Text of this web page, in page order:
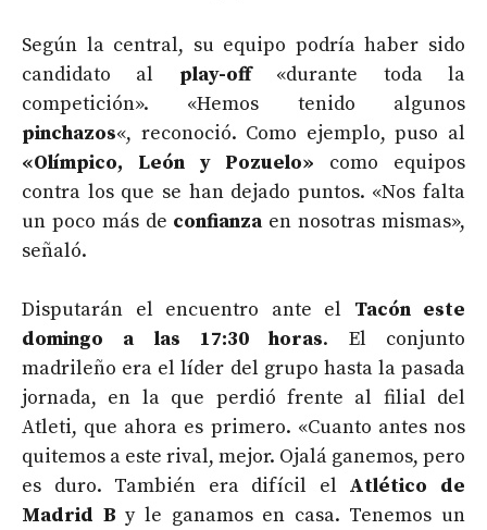
Según la central, su equipo podría haber sido
candidato al play-off«durante toda la
competición». «Hemos tenido algunos
pinchazos«, reconoció. Como ejemplo, puso al
«Olímpico, León y Pozuelo» como equipos
contra los que se han dejado puntos. «Nos falta
un poco más de confianza en nosotras mismas»,
señaló.
Disputarán el encuentro ante el Tacón este
domingo a las 17:30 horas. El conjunto
madrileño era el líder del grupo hasta la pasada
jornada, en la que perdió frente al filial del
Atleti, que ahora es primero. «Cuanto antes nos
quitemos a este rival, mejor. Ojalá ganemos, pero
es duro. También era difícil el Atlético de
Madrid B y le ganamos en casa. Tenemos un